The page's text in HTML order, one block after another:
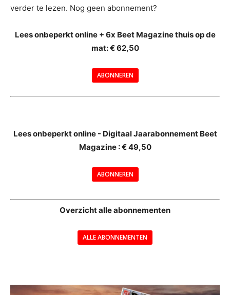
verder te lezen. Nog geen abonnement?
Lees onbeperkt online + 6x Beet Magazine thuis op de
mat: € 62,50
ABONNEREN
Lees onbeperkt online - Digitaal Jaarabonnement Beet
Magazine : € 49,50
ABONNEREN
Overzicht alle abonnementen
ALLE ABONNEMENTEN